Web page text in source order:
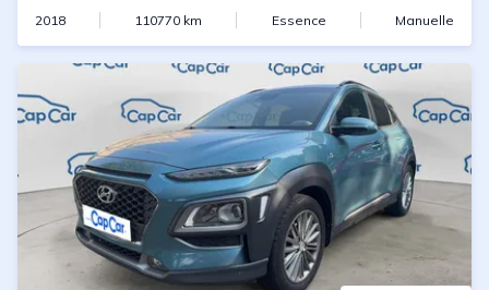
2018 110770 km Essence Manuelle